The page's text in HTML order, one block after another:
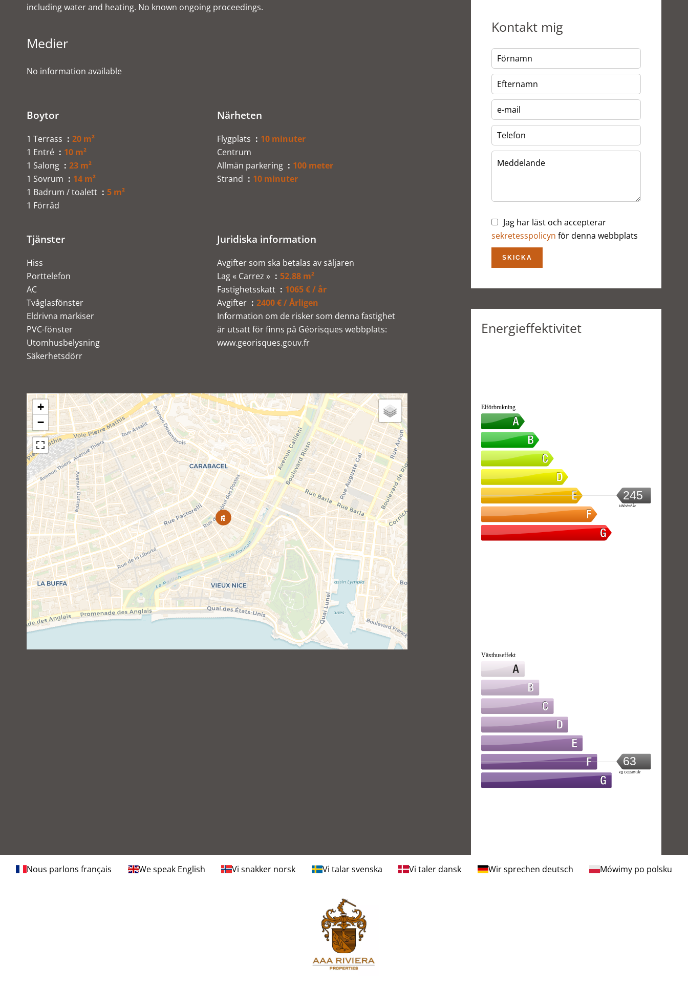
including water and heating. No known ongoing proceedings.
Medier
No information available
Boytor
1 Terrass
20 m²
1 Entré
10 m²
1 Salong
23 m²
1 Sovrum
14 m²
1 Badrum / toalett
5 m²
1 Förråd
Närheten
Flygplats
10 minuter
Centrum
Allmän parkering
100 meter
Strand
10 minuter
Tjänster
Hiss
Porttelefon
AC
Tvåglasfönster
Eldrivna markiser
PVC-fönster
Utomhusbelysning
Säkerhetsdörr
Juridiska information
Avgifter som ska betalas av säljaren
Lag « Carrez »
52.88 m²
Fastighetsskatt
1065 € / år
Avgifter
2400 € / Årligen
Information om de risker som denna fastighet
är utsatt för finns på Géorisques webbplats:
www.georisques.gouv.fr
+
−
Kontakt mig
Jag har läst och accepterar
sekretesspolicyn för denna webbplats
SKICKA
Energieffektivitet
Elförbrukning
245
kWh/m².år
Växthuseffekt
63
kg CO2/m².år
Nous parlons français We speak English Vi snakker norsk Vi talar svenska Vi taler dansk Wir sprechen deutsch Mówimy po polsku